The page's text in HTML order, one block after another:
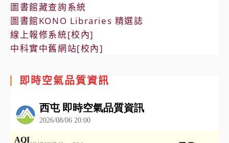
圖書館藏查詢系統
圖書館KONO Libraries 精選誌
線上報修系統[校內]
中科實中舊網站[校內]
即時空氣品質資訊